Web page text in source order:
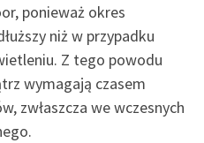
ponieważ okres
niż w przypadku
Z tego powodu
wymagają czasem
zwłaszcza we wczesnych